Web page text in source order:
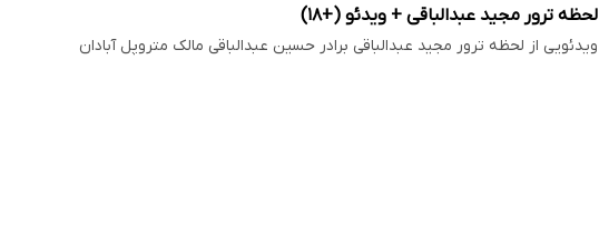
لحظه‌ ترور مجید عبدالباقی + ویدئو (+۱۸)
ویدئویی از لحظه‌ ترور مجید عبدالباقی برادر حسین عبدالباقی مالک متروپل آبادان